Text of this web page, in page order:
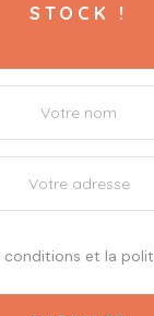
STOCK !
conditions et la